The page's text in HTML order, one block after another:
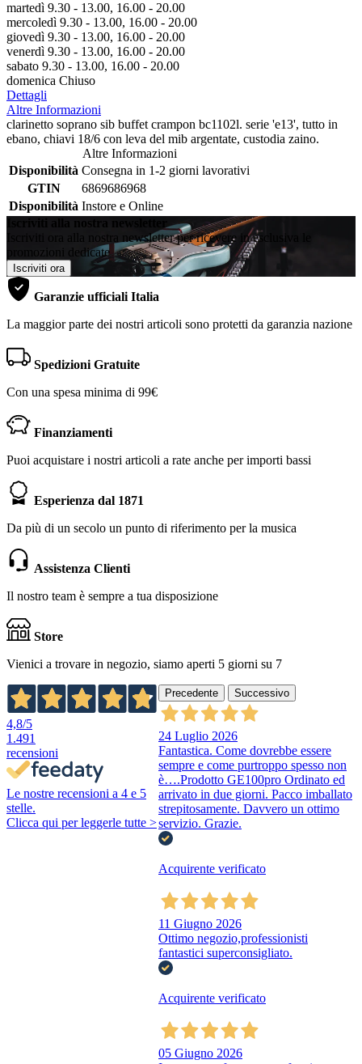
martedì 9.30 - 13.00, 16.00 - 20.00
mercoledì 9.30 - 13.00, 16.00 - 20.00
giovedì 9.30 - 13.00, 16.00 - 20.00
venerdì 9.30 - 13.00, 16.00 - 20.00
sabato 9.30 - 13.00, 16.00 - 20.00
domenica Chiuso
Dettagli
Altre Informazioni
clarinetto soprano sib buffet crampon bc1102l. serie 'e13', tutto in
ebano, chiavi 18/6 con leva del mib argentate, custodia zaino.
Altre Informazioni
Disponibilità Consegna in 1-2 giorni lavorativi
GTIN
6869686968
Disponibilità Instore e Online
Iscriviti alla nostra newsletter
Iscriviti ora alla nostra newsletter per ricevere in esclusiva le
promozioni dedicate
Iscriviti ora
Garanzie ufficiali Italia
La maggior parte dei nostri articoli sono protetti da garanzia nazione
Spedizioni Gratuite
Con una spesa minima di 99€
Finanziamenti
Puoi acquistare i nostri articoli a rate anche per importi bassi
Esperienza dal 1871
Da più di un secolo un punto di riferimento per la musica
Assistenza Clienti
Il nostro team è sempre a tua disposizione
Store
Vienici a trovare in negozio, siamo aperti 5 giorni su 7
4,8/5
1.491
recensioni
Le nostre recensioni a 4 e 5
stelle.
Clicca qui per leggerle tutte >
Precedente Successivo
24 Luglio 2026
Fantastica. Come dovrebbe essere
sempre e come purtroppo spesso non
è….Prodotto GE100pro Ordinato ed
arrivato in due giorni. Pacco imballato
strepitosamente. Davvero un ottimo
servizio. Grazie.
Acquirente verificato
11 Giugno 2026
Ottimo negozio,professionisti
fantastici superconsigliato.
Acquirente verificato
05 Giugno 2026